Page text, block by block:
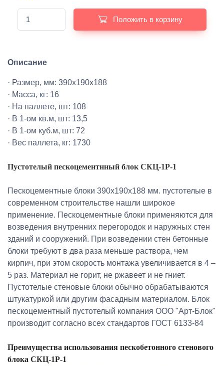
Положить в корзину
Описание
· Размер, мм: 390х190х188
· Масса, кг: 16
· На паллете, шт: 108
· В 1-ом кв.м, шт: 13,5
· В 1-ом куб.м, шт: 72
· Вес паллета, кг: 1730
Пустотелый пескоцементнный блок СКЦ-1Р-1
Пескоцементные блоки 390х190х188 мм. пустотелые в
современном строительстве нашли широкое
применение. Пескоцементные блоки применяются для
возведения внутренних перегородок и наружных стен
зданий и сооружений. При возведении стен бетонные
блоки требуют в два раза меньше раствора, чем
кирпич, при этом скорость монтажа увеличивается в 4 –
5 раз. Материал не горит, не ржавеет и не гниет.
Пустотелые стеновые блоки обычно обрабатываются
штукатуркой или другим фасадным материалом. Блок
пескоцементный пустотелый компания ООО "Арт-Блок"
производит согласно всех стандартов ГОСТ 6133-84
Преимущества использования пескобетонного стенового
блока СКЦ-1Р-1